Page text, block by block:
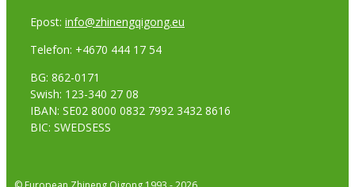
Epost: info@zhinengqigong.eu
Telefon: +4670 444 17 54
BG: 862-0171
Swish: 123-340 27 08
IBAN: SE02 8000 0832 7992 3432 8616
BIC: SWEDSESS